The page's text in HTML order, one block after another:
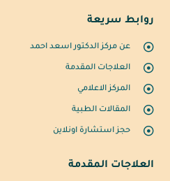
روابط سريعة
عن مركز الدكتور اسعد احمد
العلاجات المقدمة
المركز الاعلامي
المقالات الطبية
حجز استشارة اونلاين
العلاجات المقدمة